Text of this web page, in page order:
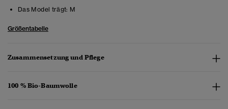
Das Model trägt: M
Größentabelle
Zusammensetzung und Pflege
100 % Bio-Baumwolle